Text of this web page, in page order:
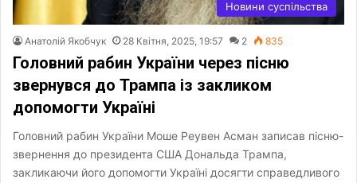
Новини суспільства
Анатолій Якобчук 28 Квітня, 2025, 19:57 2 835
Головний рабин України через пісню
звернувся до Трампа із закликом
допомогти Україні
Головний рабин України Моше Реувен Асман записав пісню-
звернення до президента США Дональда Трампа,
закликаючи його допомогти Україні досягти справедливого